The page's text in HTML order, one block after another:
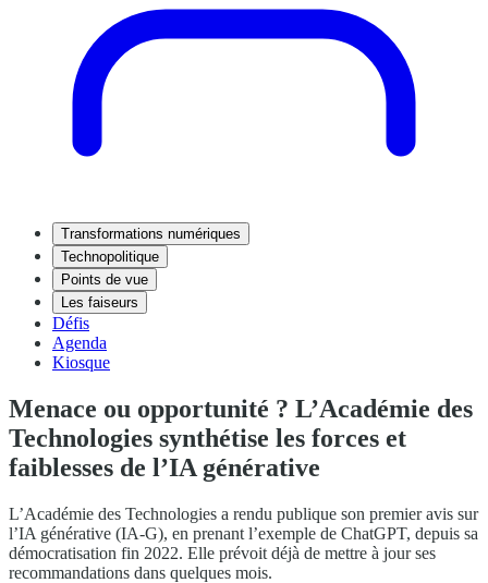
Transformations numériques
Technopolitique
Points de vue
Les faiseurs
Défis
Agenda
Kiosque
Menace ou opportunité ? L’Académie des
Technologies synthétise les forces et
faiblesses de l’IA générative
L’Académie des Technologies a rendu publique son premier avis sur
l’IA générative (IA-G), en prenant l’exemple de ChatGPT, depuis sa
démocratisation fin 2022. Elle prévoit déjà de mettre à jour ses
recommandations dans quelques mois.